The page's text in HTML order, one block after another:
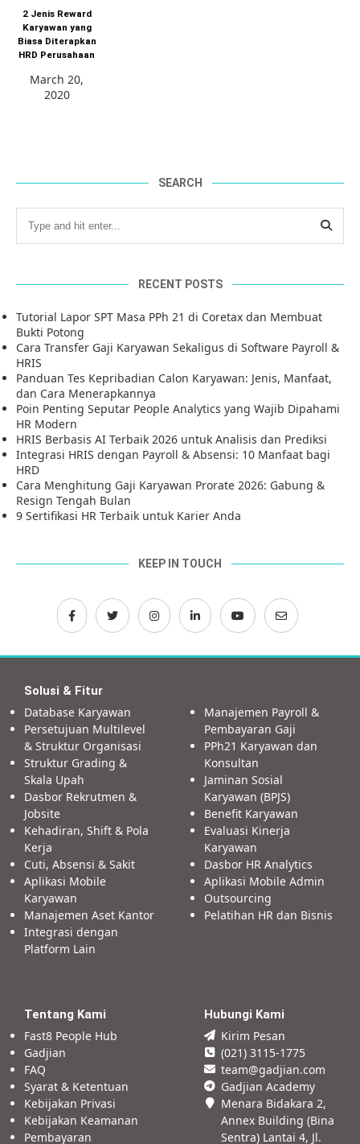
2 Jenis Reward
Karyawan yang
Biasa Diterapkan
HRD Perusahaan
March 20,
2020
SEARCH
RECENT POSTS
Tutorial Lapor SPT Masa PPh 21 di Coretax dan Membuat
Bukti Potong
Cara Transfer Gaji Karyawan Sekaligus di Software Payroll &
HRIS
Panduan Tes Kepribadian Calon Karyawan: Jenis, Manfaat,
dan Cara Menerapkannya
Poin Penting Seputar People Analytics yang Wajib Dipahami
HR Modern
HRIS Berbasis AI Terbaik 2026 untuk Analisis dan Prediksi
Integrasi HRIS dengan Payroll & Absensi: 10 Manfaat bagi
HRD
Cara Menghitung Gaji Karyawan Prorate 2026: Gabung &
Resign Tengah Bulan
9 Sertifikasi HR Terbaik untuk Karier Anda
KEEP IN TOUCH
Solusi & Fitur
Database Karyawan
Persetujuan Multilevel
& Struktur Organisasi
Struktur Grading &
Skala Upah
Dasbor Rekrutmen &
Jobsite
Kehadiran, Shift & Pola
Kerja
Cuti, Absensi & Sakit
Aplikasi Mobile
Karyawan
Manajemen Aset Kantor
Integrasi dengan
Platform Lain
Manajemen Payroll &
Pembayaran Gaji
PPh21 Karyawan dan
Konsultan
Jaminan Sosial
Karyawan (BPJS)
Benefit Karyawan
Evaluasi Kinerja
Karyawan
Dasbor HR Analytics
Aplikasi Mobile Admin
Outsourcing
Pelatihan HR dan Bisnis
Tentang Kami
Fast8 People Hub
Gadjian
FAQ
Syarat & Ketentuan
Kebijakan Privasi
Kebijakan Keamanan
Pembayaran
Hubungi Kami
Kirim Pesan
(021) 3115-1775
team@gadjian.com
Gadjian Academy
Menara Bidakara 2,
Annex Building (Bina
Sentra) Lantai 4, Jl.